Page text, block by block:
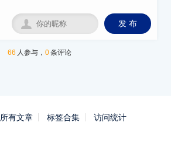
发 布

66 人参与，0条评论
所有文章 标签合集 访问统计